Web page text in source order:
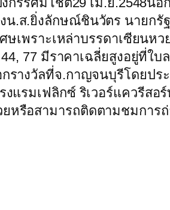
น.ส.ยิ่งลักษณ์ชินวัตร นายกรั
เพราะเหล่าบรรดาเซียนหว
77 มีราคาเฉลี่ยสูงอยู่ที่ใบ
รางวัลที่จ.กาญจนบุรีโดยปร
แรมเฟลิกซ์ ริเวอร์แควรีสอ
หรือสามารถติดตามชมการ